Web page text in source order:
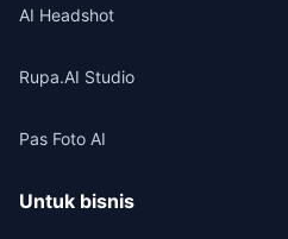
AI Headshot
Rupa.AI Studio
Pas Foto AI
Untuk bisnis